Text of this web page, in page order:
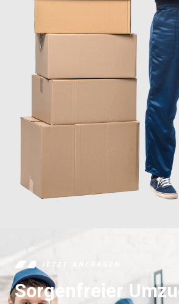
JETZT ANFRAGEN
Sorgenfreier